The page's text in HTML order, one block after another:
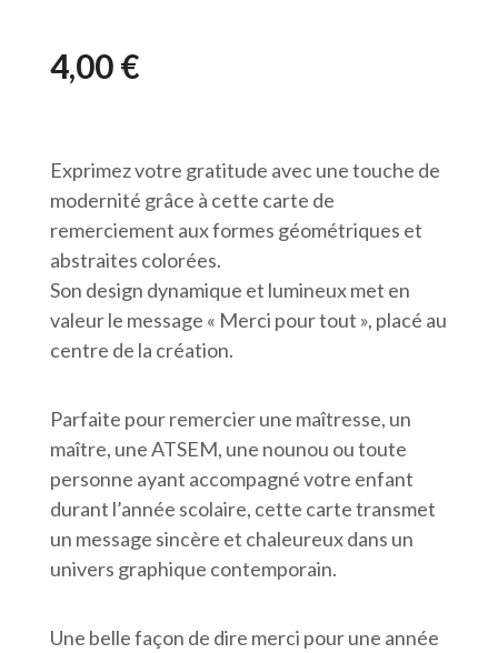
4,00€
Exprimez votre gratitude avec une touche de
modernité grâce à cette carte de
remerciement aux formes géométriques et
abstraites colorées.
Son design dynamique et lumineux met en
valeur le message « Merci pour tout », placé au
centre de la création.
Parfaite pour remercier une maîtresse, un
maître, une ATSEM, une nounou ou toute
personne ayant accompagné votre enfant
durant l’année scolaire, cette carte transmet
un message sincère et chaleureux dans un
univers graphique contemporain.
Une belle façon de dire merci pour une année